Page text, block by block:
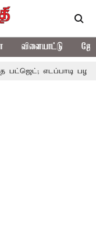
விளையாட்டு
பழனிசாமி